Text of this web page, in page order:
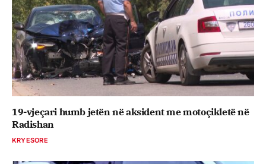
19-vjeçari humb jetën në aksident me motoçikletë në
Radishan
KRYESORE